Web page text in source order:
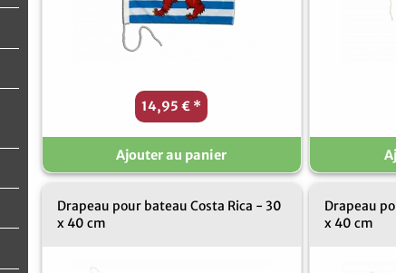
14,95 € *
Ajouter au panier
Drapeau pour bateau Costa Rica - 30
x 40 cm
Drapeau
x 40 cm